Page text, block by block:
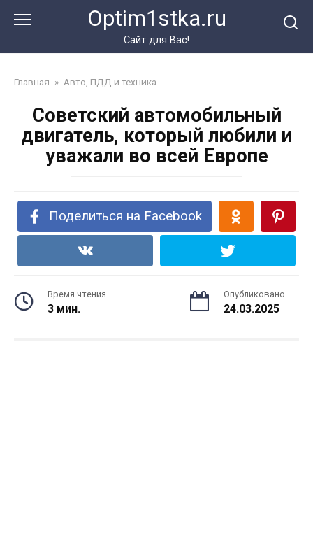
Optim1stka.ru
Сайт для Вас!
Главная » Авто, ПДД и техника
Советский автомобильный
двигатель, который любили и
уважали во всей Европе
Поделиться на Facebook
Время чтения
3 мин.
Опубликовано
24.03.2025